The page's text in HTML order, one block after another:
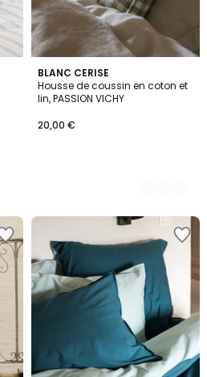
BLANC CERISE
Housse de coussin en coton et
lin, PASSION VICHY
20,00 €
2
Couleurs